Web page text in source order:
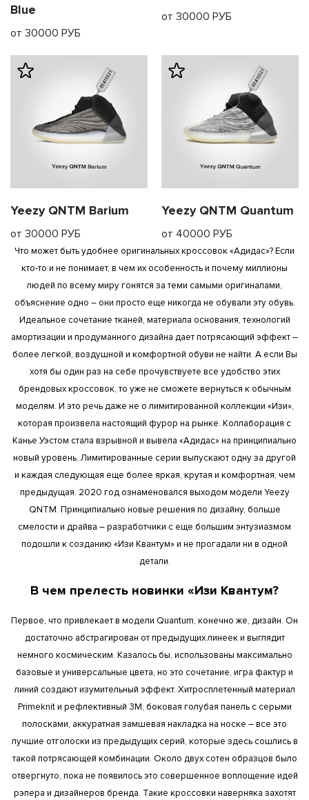
Blue
от 30000 РУБ
от 30000 РУБ
Yeezy QNTM Barium
от 30000 РУБ
Yeezy QNTM Quantum
от 40000 РУБ
Что может быть удобнее оригинальных кроссовок «Адидас»? Если
кто-то и не понимает, в чем их особенность и почему миллионы
людей по всему миру гонятся за теми самыми оригиналами,
объяснение одно – они просто еще никогда не обували эту обувь.
Идеальное сочетание тканей, материала основания, технологий
амортизации и продуманного дизайна дает потрясающий эффект –
более легкой, воздушной и комфортной обуви не найти. А если Вы
хотя бы один раз на себе прочувствуете все удобство этих
брендовых кроссовок, то уже не сможете вернуться к обычным
моделям. И это речь даже не о лимитированной коллекции «Изи»,
которая произвела настоящий фурор на рынке. Коллаборация с
Канье Уэстом стала взрывной и вывела «Адидас» на принципиально
новый уровень. Лимитированные серии выпускают одну за другой
и каждая следующая еще более яркая, крутая и комфортная, чем
предыдущая. 2020 год ознаменовался выходом модели Yeezy
QNTM. Принципиально новые решения по дизайну, больше
смелости и драйва – разработчики с еще большим энтузиазмом
подошли к созданию «Изи Квантум» и не прогадали ни в одной
детали.
В чем прелесть новинки «Изи Квантум?
Первое, что привлекает в модели Quantum, конечно же, дизайн. Он
достаточно абстрагирован от предыдущих линеек и выглядит
немного космическим. Казалось бы, использованы максимально
базовые и универсальные цвета, но это сочетание, игра фактур и
линий создают изумительный эффект. Хитросплетенный материал
Primeknit и рефлективный 3M, боковая голубая панель с серыми
полосками, аккуратная замшевая накладка на носке – все это
лучшие отголоски из предыдущих серий, которые здесь сошлись в
такой потрясающей комбинации. Около двух сотен образцов было
отвергнуто, пока не появилось это совершенное воплощение идей
рэпера и дизайнеров бренда. Такие кроссовки наверняка захотят